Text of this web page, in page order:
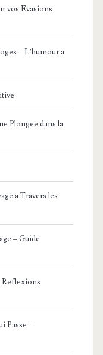
vos Evasions
– L’humour a
Plongee dans la
a Travers les
– Guide
Reflexions
Passe –